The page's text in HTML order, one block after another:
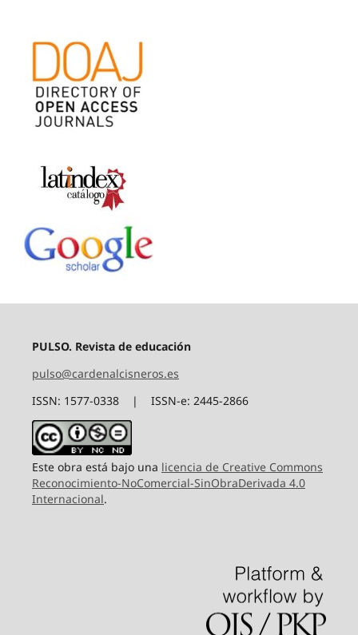
PULSO. Revista de educación
pulso@cardenalcisneros.es
ISSN: 1577-0338 | ISSN-e: 2445-2866
Este obra está bajo una licencia de Creative Commons
Reconocimiento-NoComercial-SinObraDerivada 4.0
Internacional.